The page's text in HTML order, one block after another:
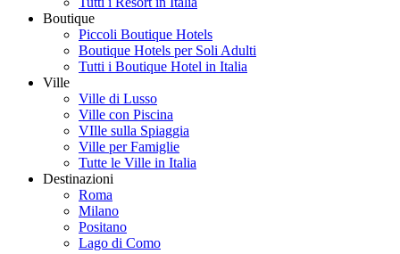
Boutique
Piccoli Boutique Hotels
Boutique Hotels per Soli Adulti
Tutti i Boutique Hotel in Italia
Ville
Ville di Lusso
Ville con Piscina
VIlle sulla Spiaggia
Ville per Famiglie
Tutte le Ville in Italia
Destinazioni
Roma
Milano
Positano
Lago di Como